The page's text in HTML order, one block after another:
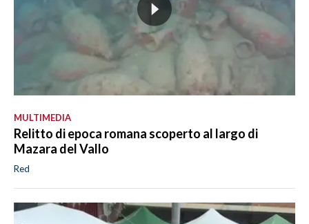
MULTIMEDIA
Relitto di epoca romana scoperto al largo di
Mazara del Vallo
Red